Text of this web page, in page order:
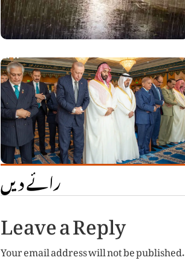
رائے دیں
Leave a Reply
Your email address will not be published.